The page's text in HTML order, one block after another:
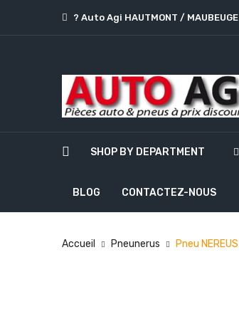
? Auto Agi HAUTMONT / MAUBEUGE
SHOP BY DEPARTMENT
BLOG CONTACTEZ-NOUS
Accueil Pneunerus Pneu